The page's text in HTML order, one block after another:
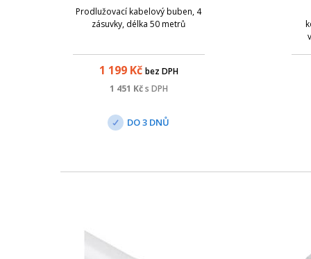
Prodlužovací kabelový buben, 4
zásuvky, délka 50 metrů
1 199Kč bez DPH
1 451 Kčs DPH
DO 3 DNŮ